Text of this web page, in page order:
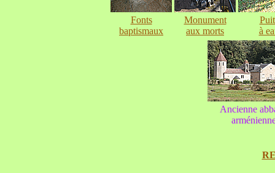
Fonts
baptismaux
Monument
aux morts
à
Ancienne